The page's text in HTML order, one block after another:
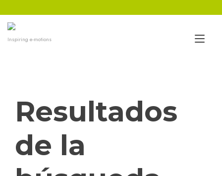
al
contenido
Inspiring e-motions
Resultados
de la